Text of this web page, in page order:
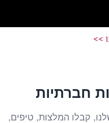
>>
חברתיות
קבלו המלצות, טיפים,